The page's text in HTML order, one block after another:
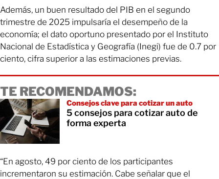
Además, un buen resultado del PIB en el segundo
trimestre de 2025 impulsaría el desempeño de la
economía; el dato oportuno presentado por el Instituto
Nacional de Estadística y Geografía (Inegi) fue de 0.7 por
ciento, cifra superior a las estimaciones previas.
TE RECOMENDAMOS:
Consejos clave para cotizar un auto
5 consejos para cotizar auto de
forma experta
“En agosto, 49 por ciento de los participantes
incrementaron su estimación. Cabe señalar que el